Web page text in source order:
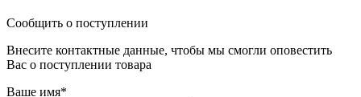
Сообщить о поступлении
Внесите контактные данные, чтобы мы смогли оповестить
Вас о поступлении товара
Ваше имя*